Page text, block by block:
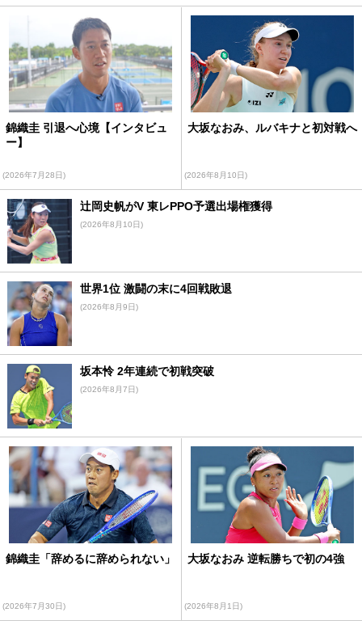
錦織圭 引退へ心境【インタビュ
ー】
(2026年7月28日)
大坂なおみ、ルバキナと初対戦へ
(2026年8月10日)
辻岡史帆がV 東レPPO予選出場権獲得
(2026年8月10日)
世界1位 激闘の末に4回戦敗退
(2026年8月9日)
坂本怜 2年連続で初戦突破
(2026年8月7日)
錦織圭「辞めるに辞められない」
(2026年7月30日)
大坂なおみ 逆転勝ちで初の4強
(2026年8月1日)